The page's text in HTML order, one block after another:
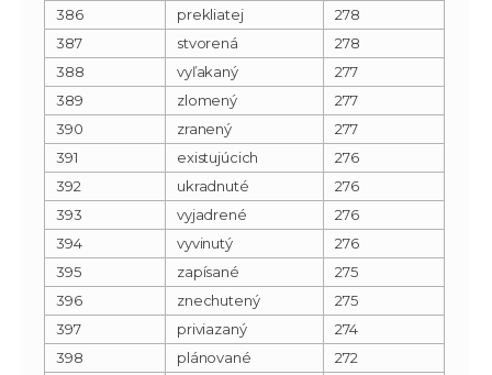
386
prekliatej
278
387
stvorená
278
388
vyľakaný
277
389
zlomený
277
390
zranený
277
391
existujúcich
276
392
ukradnuté
276
393
vyjadrené
276
394
vyvinutý
276
395
zapísané
275
396
znechutený
275
397
priviazaný
274
398
plánované
272